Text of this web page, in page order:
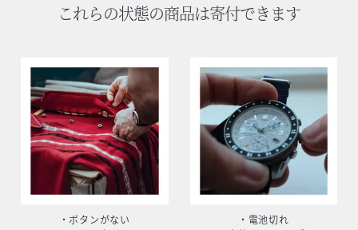
これらの状態の商品は寄付できます
・ボタンがない
・電池切れ